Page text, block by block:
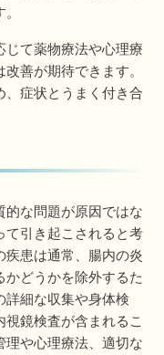
じて薬物療法や心理療
善が期待できます。
、症状とうまく付き合
的な問題が原因ではな
て引き起こされると考
疾患は通常、腸内の炎
どうかを除外するた
詳細な収集や身体検
鏡検査が含まれるこ
理や心理療法、適切な